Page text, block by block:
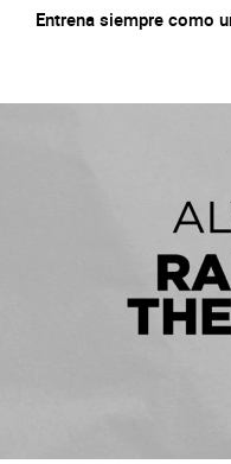
Entrena siempre como